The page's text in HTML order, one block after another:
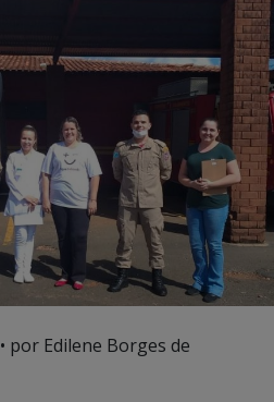
• por Edilene Borges de